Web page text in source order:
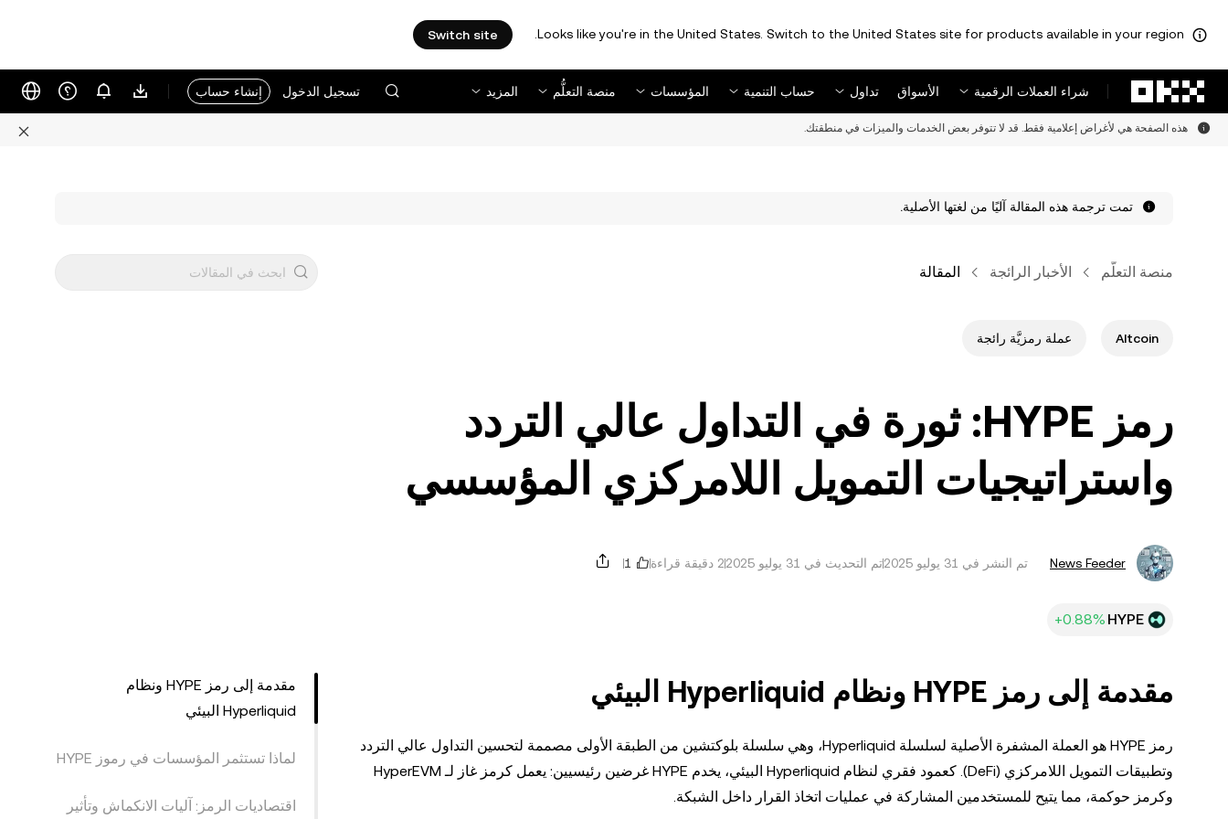
Looks like you're in the United States. Switch to the United States site for products available in your region.
Switch site
شراء العملات الرقمية
الأسواق تداول حساب التنمية المؤسسات منصة التعلُّم المزيد تسجيل الدخول إنشاء حساب
هذه الصفحة هي لأغراض إعلامية فقط. قد لا تتوفر بعض الخدمات والميزات في منطقتك.
تمت ترجمة هذه المقالة آليًا من لغتها الأصلية.
منصة التعلُّم الأخبار الرائجة المقالة
Altcoin عملة رمزيَّة رائجة
رمز HYPE: ثورة في التداول عالي التردد
واستراتيجيات التمويل اللامركزي المؤسسي
News Feeder تم النشر في تم التحديث في ‏31 يوليو 2025 2 دقيقة قراءة
HYPE
مقدمة إلى رمز HYPE ونظام Hyperliquid البيئي
رمز HYPE هو العملة المشفرة الأصلية لسلسلة Hyperliquid، وهي سلسلة بلوكتشين من الطبقة الأولى مصممة لتحسين التداول عالي التردد
وتطبيقات التمويل اللامركزي (DeFi). كعمود فقري لنظام Hyperliquid البيئي، يخدم HYPE غرضين رئيسيين: يعمل كرمز غاز لـ HyperEVM
وكرمز حوكمة، مما يتيح للمستخدمين المشاركة في عمليات اتخاذ القرار داخل الشبكة.
مقدمة إلى رمز HYPE ونظام
Hyperliquid البيئي
لماذا تستثمر المؤسسات في رموز HYPE
اقتصاديات الرمز: آليات الانكماش وتأثير